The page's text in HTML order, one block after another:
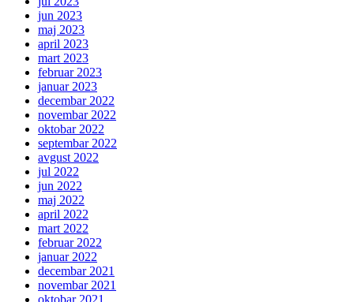
jun 2023
maj 2023
april 2023
mart 2023
februar 2023
januar 2023
decembar 2022
novembar 2022
oktobar 2022
septembar 2022
avgust 2022
jul 2022
jun 2022
maj 2022
april 2022
mart 2022
februar 2022
januar 2022
decembar 2021
novembar 2021